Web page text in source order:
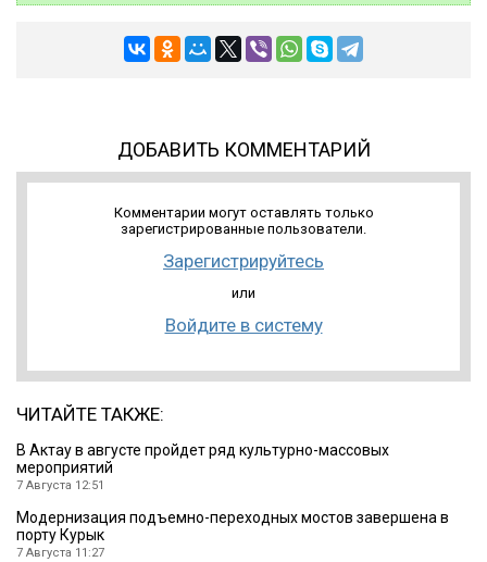
ДОБАВИТЬ КОММЕНТАРИЙ
Комментарии могут оставлять только
зарегистрированные пользователи.
Зарегистрируйтесь
или
Войдите в систему
ЧИТАЙТЕ ТАКЖЕ:
В Актау в августе пройдет ряд культурно-массовых
мероприятий
7 Августа 12:51
Модернизация подъемно-переходных мостов завершена в
порту Курык
7 Августа 11:27